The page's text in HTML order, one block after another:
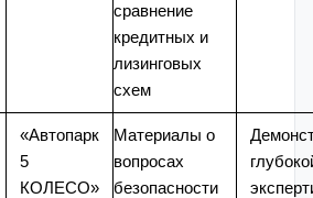
сравнение
кредитных и
лизинговых
схем
«Автопарк
5
КОЛЕСО»
Материалы о
вопросах
безопасности